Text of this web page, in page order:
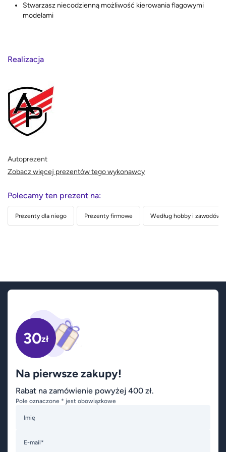
Stwarzasz niecodzienną możliwość kierowania flagowymi
modelami
Realizacja
Autoprezent
Zobacz więcej prezentów tego wykonawcy
Polecamy ten prezent na:
Prezenty dla niego Prezenty firmowe Według hobby i zawodów
30zł
Na pierwsze zakupy!
Rabat na zamówienie powyżej 400 zł.
Pole oznaczone * jest obowiązkowe
Imię
E-mail*